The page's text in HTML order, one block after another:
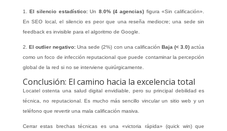
1. El silencio estadístico:Un 8.0% (4 agencias) figura «Sin calificación».
En SEO local, el silencio es peor que una reseña mediocre; una sede sin
feedback es invisible para el algoritmo de Google.
2. El outlier negativo: Una sede (2%) con una calificación Baja (< 3.0) actúa
como un foco de infección reputacional que puede contaminar la percepción
global de la red si no se interviene quirúrgicamente.
Conclusión: El camino hacia la excelencia total
Locatel ostenta una salud digital envidiable, pero su principal debilidad es
técnica, no reputacional. Es mucho más sencillo vincular un sitio web y un
teléfono que revertir una mala calificación masiva.
Cerrar estas brechas técnicas es una «victoria rápida» (quick win) que